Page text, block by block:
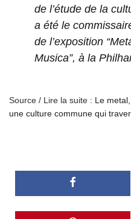
de l’étude de la
a été le
de l’exposition
Musica”, à la
Source / Lire la suite : Le
une culture commune qui